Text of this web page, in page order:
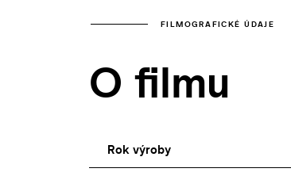
FILMOGRAFICKÉ ÚDAJE
O filmu
Rok výroby